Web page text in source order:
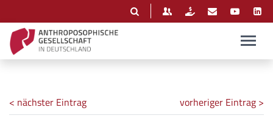
< nächster Eintrag vorheriger Eintrag >